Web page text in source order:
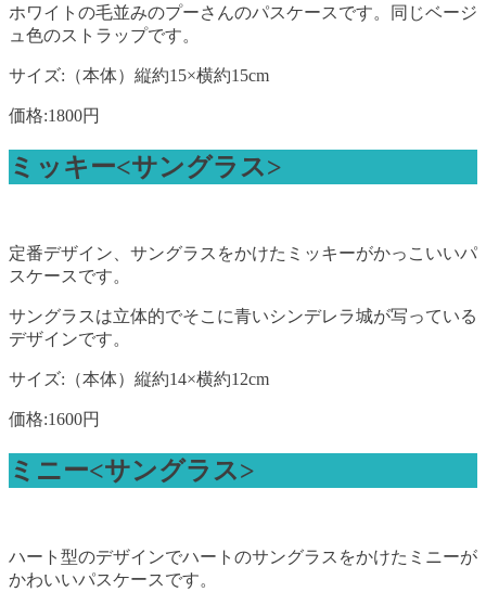
ホワイトの毛並みのプーさんのパスケースです。同じベージ
ュ色のストラップです。
サイズ:（本体）縦約15×横約15cm
価格:1800円
ミッキー<サングラス>
定番デザイン、サングラスをかけたミッキーがかっこいいパ
スケースです。
サングラスは立体的でそこに青いシンデレラ城が写っている
デザインです。
サイズ:（本体）縦約14×横約12cm
価格:1600円
ミニー<サングラス>
ハート型のデザインでハートのサングラスをかけたミニーが
かわいいパスケースです。